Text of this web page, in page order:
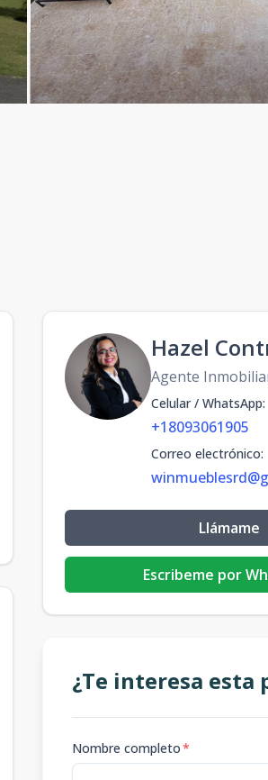
Hazel
Agente
Celular / WhatsApp:
+18093061905
Correo electrónico:
Llámame
Escribeme por
¿Te interesa esta
Nombre completo*